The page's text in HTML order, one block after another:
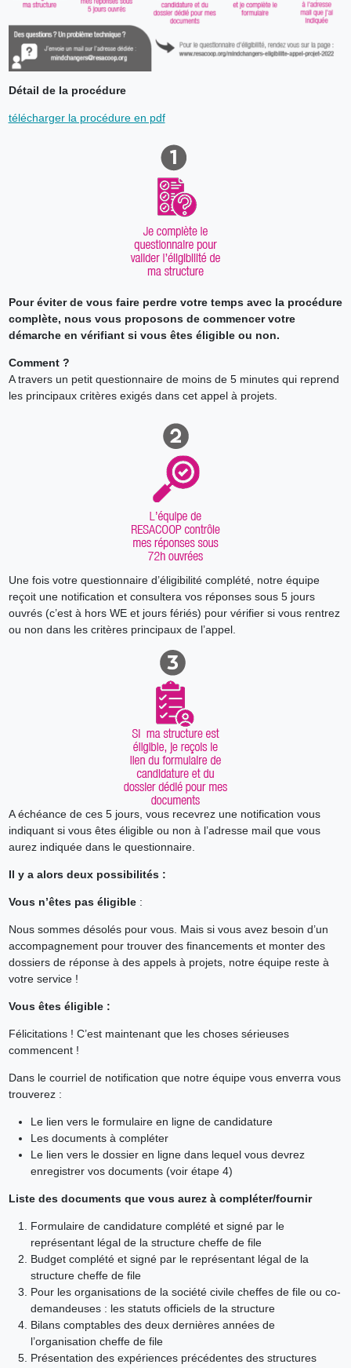
Détail de la procédure
télécharger la procédure en pdf
Pour éviter de vous faire perdre votre temps avec la procédure
complète, nous vous proposons de commencer votre
démarche en vérifiant si vous êtes éligible ou non.
Comment ?
A travers un petit questionnaire de moins de 5 minutes qui reprend
les principaux critères exigés dans cet appel à projets.
Une fois votre questionnaire d’éligibilité complété, notre équipe
reçoit une notification et consultera vos réponses sous 5 jours
ouvrés (c’est à hors WE et jours fériés) pour vérifier si vous rentrez
ou non dans les critères principaux de l’appel.
A échéance de ces 5 jours, vous recevrez une notification vous
indiquant si vous êtes éligible ou non à l’adresse mail que vous
aurez indiquée dans le questionnaire.
Il y a alors deux possibilités :
Vous n’êtes pas éligible :
Nous sommes désolés pour vous. Mais si vous avez besoin d’un
accompagnement pour trouver des financements et monter des
dossiers de réponse à des appels à projets, notre équipe reste à
votre service !
Vous êtes éligible :
Félicitations ! C’est maintenant que les choses sérieuses
commencent !
Dans le courriel de notification que notre équipe vous enverra vous
trouverez :
Le lien vers le formulaire en ligne de candidature
Les documents à compléter
Le lien vers le dossier en ligne dans lequel vous devrez
enregistrer vos documents (voir étape 4)
Liste des documents que vous aurez à compléter/fournir
Formulaire de candidature complété et signé par le
représentant légal de la structure cheffe de file
Budget complété et signé par le représentant légal de la
structure cheffe de file
Pour les organisations de la société civile cheffes de file ou co-
demandeuses : les statuts officiels de la structure
Bilans comptables des deux dernières années de
l’organisation cheffe de file
Présentation des expériences précédentes des structures